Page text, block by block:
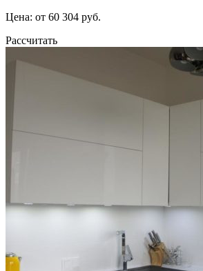
Цена: от 60 304 руб.
Рассчитать